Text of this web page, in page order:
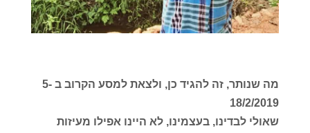
מה שנותר, זה להגיד כן, ולצאת למסע הקרוב ב 5-
18/2/2019
שאולי לבדינו, בעצמינו, לא היינו אפילו מעיזות